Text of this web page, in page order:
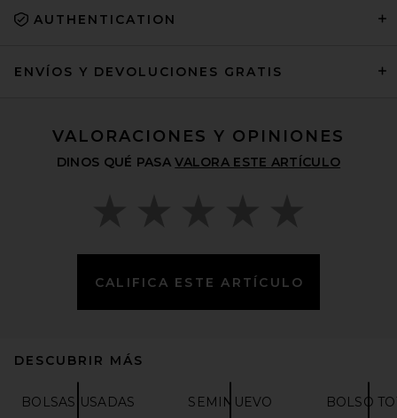
FWRD Renew Hermes Togo
$24,000
Calfskin Kelly Pochette
AUTHENTICATION
ENVÍOS Y DEVOLUCIONES GRATIS
VALORACIONES Y OPINIONES
DINOS QUÉ PASAVALORA ESTE ARTÍCULO
CALIFICA ESTE ARTÍCULO
DESCUBRIR MÁS
BOLSAS USADAS SEMINUEVO BOLSO